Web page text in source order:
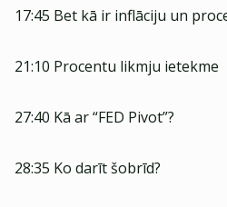
17:45 Bet kā ir inflāciju un
21:10 Procentu likmju ietekme
27:40 Kā ar “FED Pivot”?
28:35 Ko darīt šobrīd?